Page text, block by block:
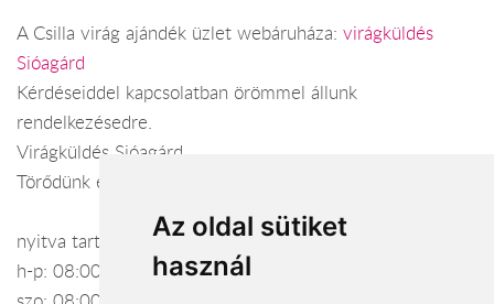
Az oldal sütiket
használ
A Csilla virág ajándék üzlet webáruháza: virágküldés
Sióagárd
Kérdéseiddel kapcsolatban örömmel állunk
rendelkezésedre.
Virágküldés Sióagárd
Törődünk egymással
nyitva tartás:
h-p: 08:00-17:00